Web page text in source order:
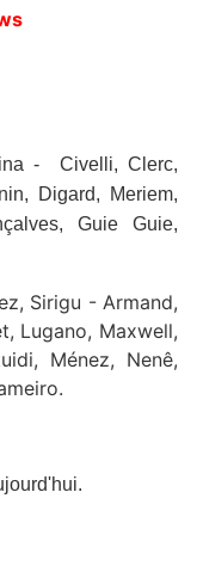
- Civelli, Clerc,
Digard, Meriem,
Guie Guie,
Sirigu - Armand,
Lugano, Maxwell,
Ménez, Nenê,